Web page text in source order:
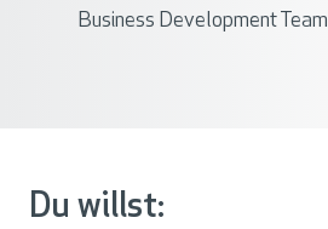
Business Development Team
Du willst: